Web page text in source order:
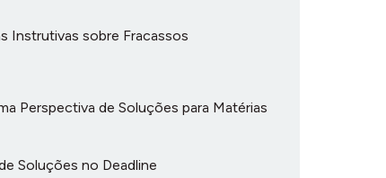
Instrutivas sobre Fracassos
Perspectiva de Soluções para Matérias
Soluções no Deadline